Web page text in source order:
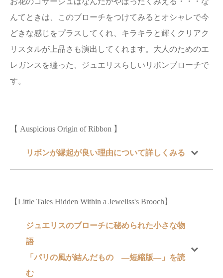
んてときは、このブローチをつけてみるとオシャレで今
どきな感じをプラスしてくれ、キラキラと輝くクリアク
リスタルが上品さも演出してくれます。大人のためのエ
レガンスを纏った、ジュエリスらしいリボンブローチで
す。
【 Auspicious Origin of Ribbon 】
リボンが縁起が良い理由について詳しくみる
【Little Tales Hidden Within a Jeweliss's Brooch】
ジュエリスのブローチに秘められた小さな物
語
「パリの風が結んだもの ―短縮版―」を読
む